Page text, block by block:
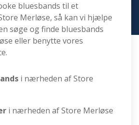
bluesbands til et
Merløse, så kan vi hjælpe
søge og finde bluesbands
eller benytte vores
i nærheden af Store
i nærheden af Store Merløse